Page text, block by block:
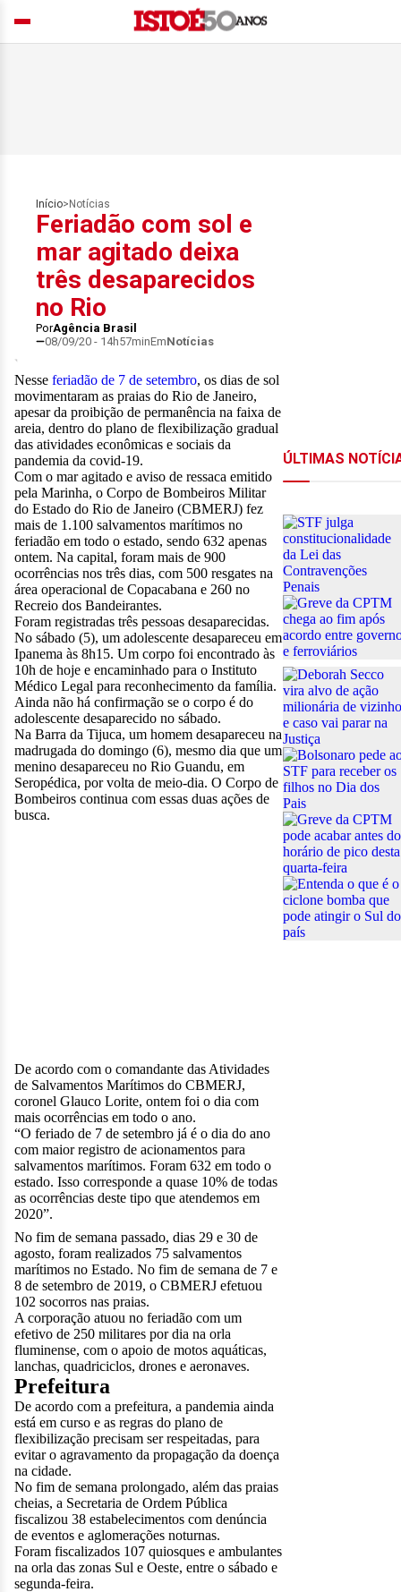
Início> Notícias
Feriadão com sol e
mar agitado deixa
três desaparecidos
no Rio
PorAgência Brasil
08/09/20 - 14h57minEmNotícias
Nesse feriadão de 7 de setembro, os dias de sol
movimentaram as praias do Rio de Janeiro,
apesar da proibição de permanência na faixa de
areia, dentro do plano de flexibilização gradual
das atividades econômicas e sociais da
pandemia da covid-19.
Com o mar agitado e aviso de ressaca emitido
pela Marinha, o Corpo de Bombeiros Militar
do Estado do Rio de Janeiro (CBMERJ) fez
mais de 1.100 salvamentos marítimos no
feriadão em todo o estado, sendo 632 apenas
ontem. Na capital, foram mais de 900
ocorrências nos três dias, com 500 resgates na
área operacional de Copacabana e 260 no
Recreio dos Bandeirantes.
Foram registradas três pessoas desaparecidas.
No sábado (5), um adolescente desapareceu em
Ipanema às 8h15. Um corpo foi encontrado às
10h de hoje e encaminhado para o Instituto
Médico Legal para reconhecimento da família.
Ainda não há confirmação se o corpo é do
adolescente desaparecido no sábado.
Na Barra da Tijuca, um homem desapareceu na
madrugada do domingo (6), mesmo dia que um
menino desapareceu no Rio Guandu, em
Seropédica, por volta de meio-dia. O Corpo de
Bombeiros continua com essas duas ações de
busca.
De acordo com o comandante das Atividades
de Salvamentos Marítimos do CBMERJ,
coronel Glauco Lorite, ontem foi o dia com
mais ocorrências em todo o ano.
“O feriado de 7 de setembro já é o dia do ano
com maior registro de acionamentos para
salvamentos marítimos. Foram 632 em todo o
estado. Isso corresponde a quase 10% de todas
as ocorrências deste tipo que atendemos em
2020”.
No fim de semana passado, dias 29 e 30 de
agosto, foram realizados 75 salvamentos
marítimos no Estado. No fim de semana de 7 e
8 de setembro de 2019, o CBMERJ efetuou
102 socorros nas praias.
A corporação atuou no feriadão com um
efetivo de 250 militares por dia na orla
fluminense, com o apoio de motos aquáticas,
lanchas, quadriciclos, drones e aeronaves.
Prefeitura
De acordo com a prefeitura, a pandemia ainda
está em curso e as regras do plano de
flexibilização precisam ser respeitadas, para
evitar o agravamento da propagação da doença
na cidade.
No fim de semana prolongado, além das praias
cheias, a Secretaria de Ordem Pública
fiscalizou 38 estabelecimentos com denúncia
de eventos e aglomerações noturnas.
Foram fiscalizados 107 quiosques e ambulantes
na orla das zonas Sul e Oeste, entre o sábado e
segunda-feira.